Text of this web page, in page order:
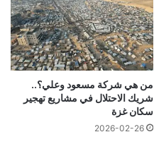
من هي شركة مسعود وعلي؟..
شريك الاحتلال في مشاريع تهجير
سكان غزة
2026-02-26